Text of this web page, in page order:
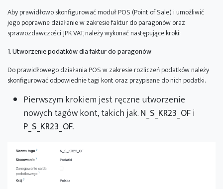
Aby prawidłowo skonfigurować moduł POS (Point of Sale) i umożliwić
jego poprawne działanie w zakresie faktur do paragonów oraz
sprawozdawczości JPK VAT, należy wykonać następujące kroki:
1. Utworzenie podatków dla faktur do paragonów
Do prawidłowego działania POS w zakresie rozliczeń podatków należy
skonfigurować odpowiednie tagi kont oraz przypisane do nich podatki.
Pierwszym krokiem jest ręczne utworzenie
nowych tagów kont, takich jak.N_S_KR23_OFi
P_S_KR23_OF.